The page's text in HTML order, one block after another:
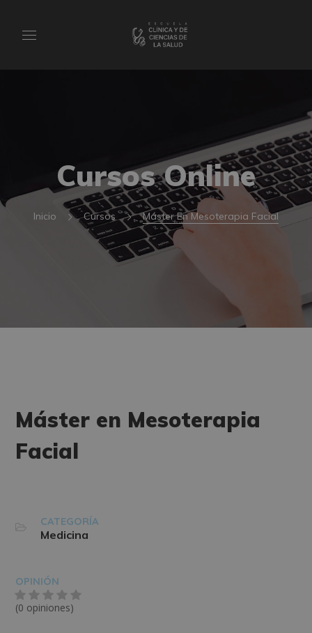
Cursos Online
Inicio Cursos Máster En Mesoterapia Facial
Máster en Mesoterapia
Facial
CATEGORÍA
Medicina
OPINIÓN
(0 opiniones)